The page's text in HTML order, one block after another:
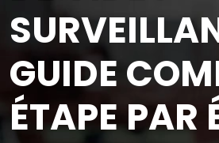
GUIDE
ÉTAPE PAR